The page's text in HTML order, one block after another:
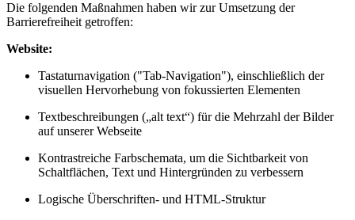
Die folgenden Maßnahmen haben wir zur Umsetzung der
Barrierefreiheit getroffen:
Website:
Tastaturnavigation ("Tab-Navigation"), einschließlich der
visuellen Hervorhebung von fokussierten Elementen
Textbeschreibungen („alt text“) für die Mehrzahl der Bilder
auf unserer Webseite
Kontrastreiche Farbschemata, um die Sichtbarkeit von
Schaltflächen, Text und Hintergründen zu verbessern
Logische Überschriften- und HTML-Struktur